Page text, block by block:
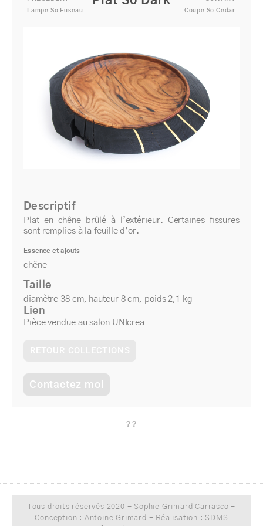
Lampe So Fuseau Coupe So Cedar
Descriptif
Plat en chêne brûlé à l’extérieur. Certaines fissures
sont remplies à la feuille d’or.
Essence et ajouts
chêne
Taille
diamètre 38 cm, hauteur 8 cm, poids 2,1 kg
Lien
Pièce vendue au salon UNIcrea
Contactez moi
??
Tous droits réservés 2020 - Sophie Grimard Carrasco -
Conception : Antoine Grimard - Réalisation : SDMS